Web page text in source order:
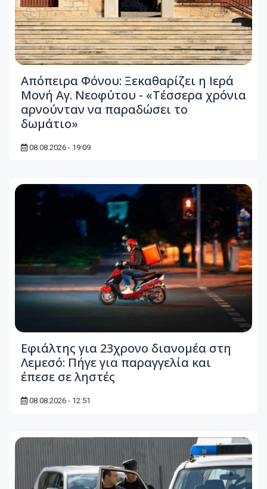
Απόπειρα Φόνου: Ξεκαθαρίζει η Ιερά
Μονή Αγ. Νεοφύτου - «Τέσσερα χρόνια
αρνούνταν να παραδώσει το
δωμάτιο»
08.08.2026 - 19:09
Εφιάλτης για 23χρονο διανομέα στη
Λεμεσό: Πήγε για παραγγελία και
έπεσε σε ληστές
08.08.2026 - 12:51